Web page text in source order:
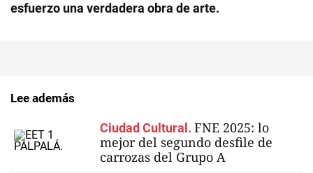
esfuerzo una verdadera obra de arte.
Lee además
Ciudad Cultural. FNE 2025: lo
mejor del segundo desfile de
carrozas del Grupo A